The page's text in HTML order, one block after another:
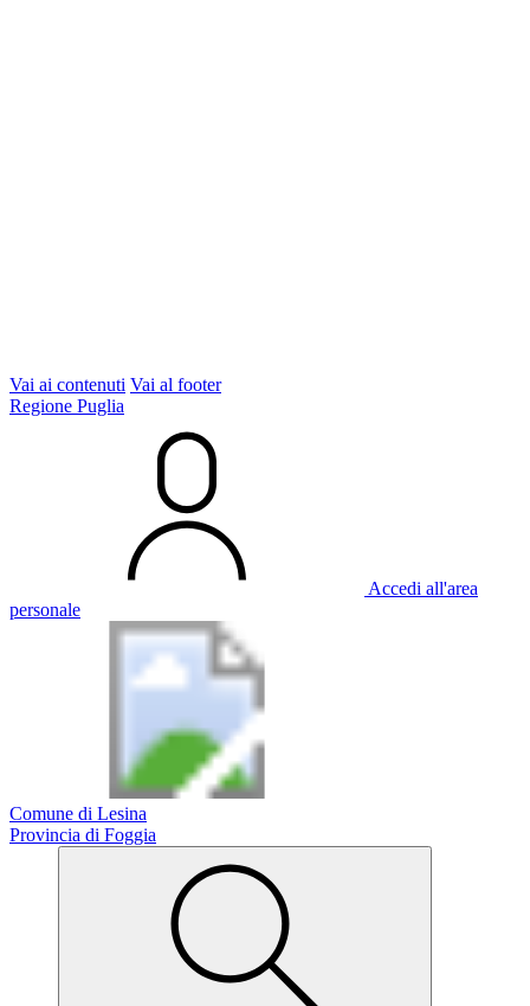
Vai ai contenuti Vai al footer
Regione Puglia
Accedi all'area
personale
Comune di Lesina
Provincia di Foggia